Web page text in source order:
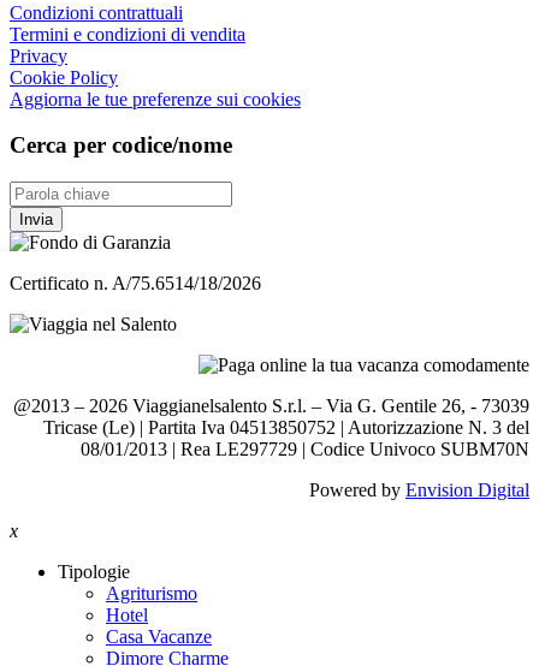
Condizioni contrattuali
Termini e condizioni di vendita
Privacy
Cookie Policy
Aggiorna le tue preferenze sui cookies
Cerca per codice/nome
Invia
Certificato n. A/75.6514/18/2026
@2013 – 2026 Viaggianelsalento S.r.l. – Via G. Gentile 26, - 73039
Tricase (Le) | Partita Iva 04513850752 | Autorizzazione N. 3 del
08/01/2013 | Rea LE297729 | Codice Univoco SUBM70N
Powered by Envision Digital
x
Tipologie
Agriturismo
Hotel
Casa Vacanze
Dimore Charme